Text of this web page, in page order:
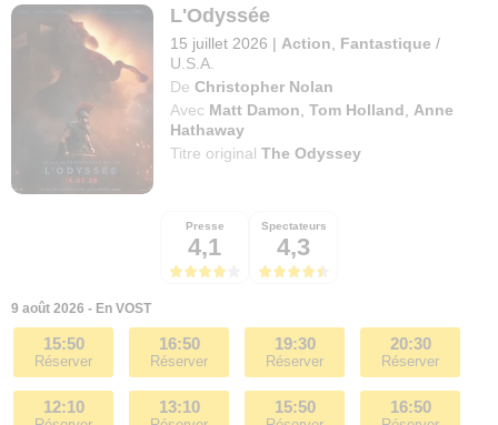
L'Odyssée
15 juillet 2026 | Action Fantastique /
U.S.A.
De Christopher Nolan
Avec Matt Damon ,Tom Holland
Anne
Hathaway
Titre originalThe Odyssey
Presse
4,1
Spectateurs
4,3
9 août 2026 - En VOST
15:50
Réserver
16:50
Réserver
19:30
Réserver
20:30
Réserver
12:10 13:10 15:50 16:50